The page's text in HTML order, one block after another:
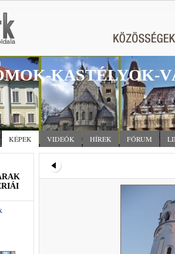
KASTÉLYOK-
KÉPEK VIDEÓK HÍREK FÓRUM